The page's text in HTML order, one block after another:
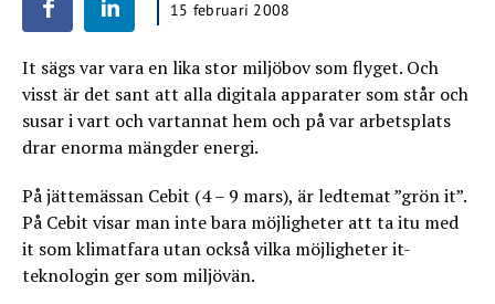
15 februari 2008
It sägs var vara en lika stor miljöbov som flyget. Och
visst är det sant att alla digitala apparater som står och
susar i vart och vartannat hem och på var arbetsplats
drar enorma mängder energi.
På jättemässan Cebit (4 – 9 mars), är ledtemat ”grön it”.
På Cebit visar man inte bara möjligheter att ta itu med
it som klimatfara utan också vilka möjligheter it-
teknologin ger som miljövän.